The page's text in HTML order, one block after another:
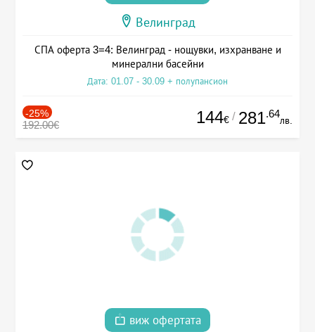
Велинград
СПА оферта 3=4: Велинград - нощувки, изхранване и
минерални басейни
Дата: 01.07 - 30.09 + полупансион
-25%
192.00€ 144€ / 281.64
лв.
виж офертата